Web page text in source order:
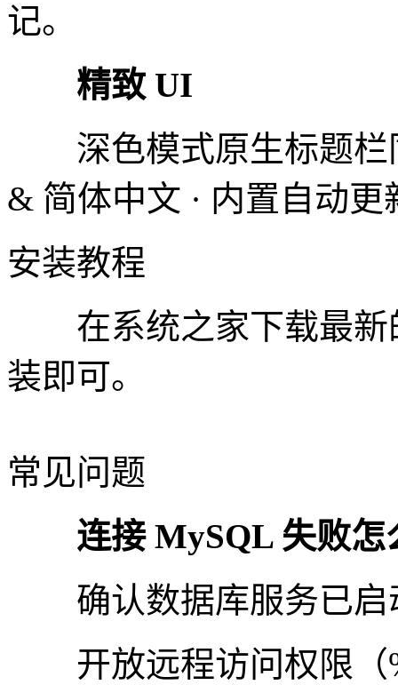
记。
精致 UI
深色模式原生标题栏
& 简体中文 · 内置自动更
安装教程
在系统之家下载最新
装即可。
常见问题
连接 MySQL 失败怎
确认数据库服务已启
开放远程访问权限（